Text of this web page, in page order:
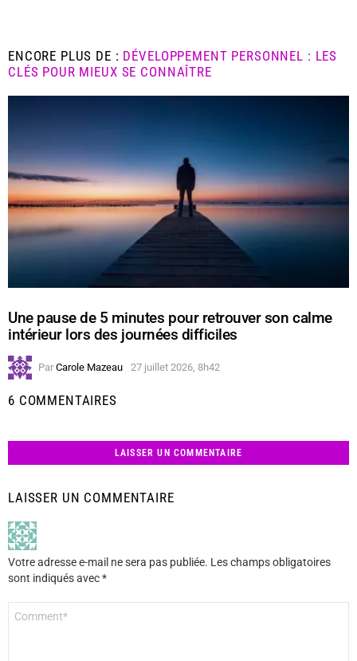
ENCORE PLUS DE : DÉVELOPPEMENT PERSONNEL : LES
CLÉS POUR MIEUX SE CONNAÎTRE
Une pause de 5 minutes pour retrouver son calme
intérieur lors des journées difficiles
Par Carole Mazeau 27 juillet 2026, 8h42
6 COMMENTAIRES
LAISSER UN COMMENTAIRE
LAISSER UN COMMENTAIRE
Votre adresse e-mail ne sera pas publiée. Les champs obligatoires
sont indiqués avec*